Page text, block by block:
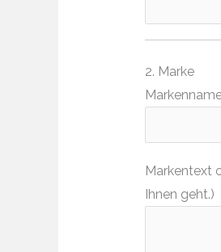
2. Marke
Markentext
Ihnen geht.)